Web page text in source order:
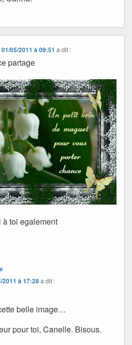
01/05/2011 à 09:51 a dit :
partage
à toi egalement
2011 à 17:28a dit :
belle image…
pour toi, Canelle. Bisous.